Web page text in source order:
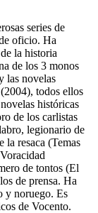
series de
oficio. Ha
la historia
de los 3 monos
las novelas
todos ellos
históricas
de los carlistas
legionario de
la resaca (Temas
de tontos (El
de prensa. Ha
y noruego. Es
de Vocento.